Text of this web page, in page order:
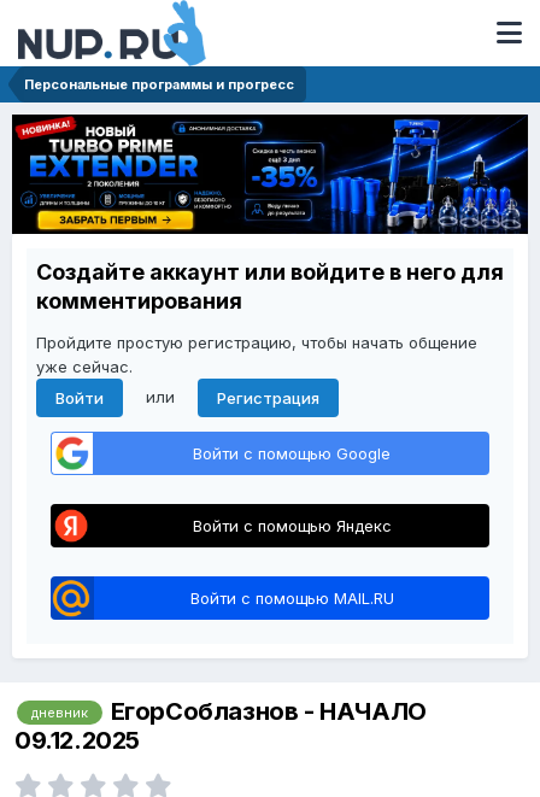
Персональные программы и прогресс
Создайте аккаунт или войдите в него для
комментирования
Пройдите простую регистрацию, чтобы начать общение
уже сейчас.
Войти
или Регистрация
Войти с помощью Google
Войти с помощью Яндекс
Войти с помощью MAIL.RU
дневник
ЕгорСоблазнов - НАЧАЛО
09.12.2025